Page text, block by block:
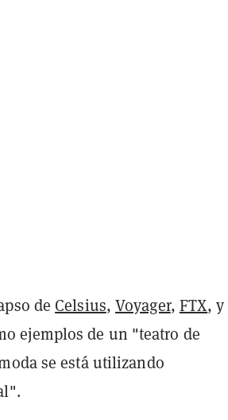
de Celsius,Voyager, FTX, y
ejemplos de un "teatro de
se está utilizando